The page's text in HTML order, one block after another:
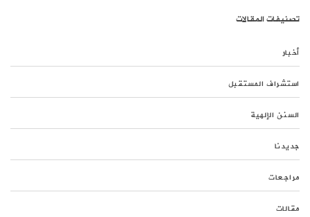
تصنيفات المقالات
أخبار
استشراف المستقبل
السنن الإلهية
جديدنا
مراجعات
مقالات